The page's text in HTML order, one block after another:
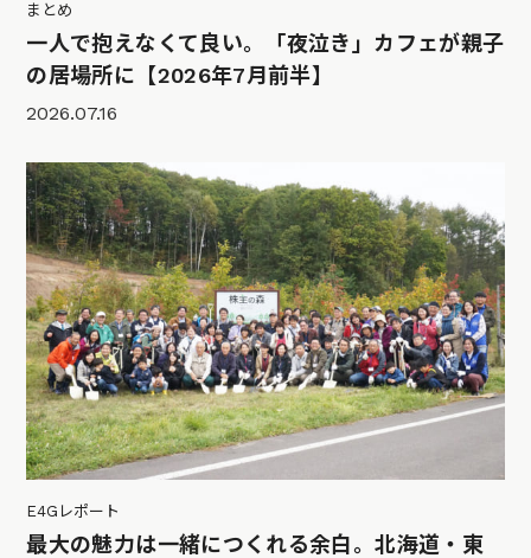
まとめ
一人で抱えなくて良い。「夜泣き」カフェが親子
の居場所に【2026年7月前半】
2026.07.16
E4Gレポート
最大の魅力は一緒につくれる余白。北海道・東